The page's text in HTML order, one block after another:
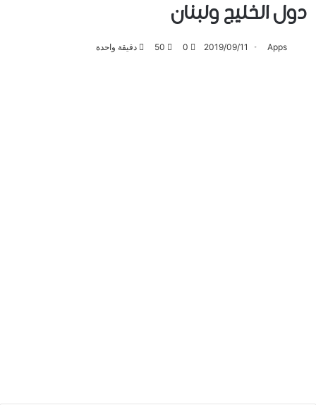
ﺩﻭﻝ ﺍﻟﺨﻠﻴﺞ ﻭﻟﺒﻨﺎﻥ
Apps
2019/09/11
0
50 دقيقة واحدة